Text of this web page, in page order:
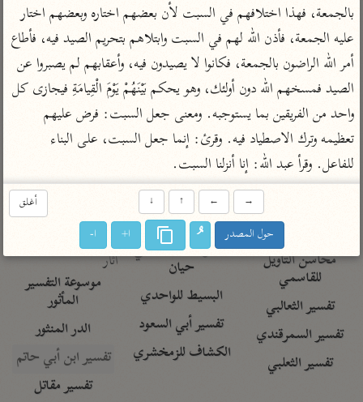
تفسير الماوردي
منتقاة
تفسير ابن القيم
تفسير ابن تيمية
عامّة
تفسير مكّي
محاسن التأويل
للقاسمي
تفسير الثعالبي
تفسير السمرقندي
تفسير الثعلبي
أخرى
أضواء البيان
نظم الدرر للبقاعي
لغة وبلاغة
التحرير والتنوير
المحرر الوجيز لابن
عطية
البحر المحيط لأبي
حيان
البسيط للواحدي
تفسير أبي السعود
الكشاف للزمخشري
مركَّزة العبارة
تفسير الجلالين
جامع البيان للإيجي
تفسير البيضاوي
تفسير النسفي
تفسير ابن أبي زمنين
آثار
موسوعة التفسير
المأثور
الدر المنثور
تفسير ابن أبي حاتم
تفسير مقاتل
بالجمعة، فهذا اختلافهم في السبت لأن بعضهم اختاره وبعضهم اختار
للفاعل. وقرأ عبد الله: إنا أنزلنا السبت.
أغلق →
←
↑
↓
حول المصدر ا+ ا-